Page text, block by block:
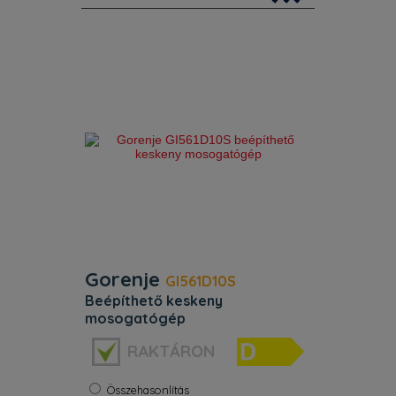
Perfect function of a minor amount of
Gorenje GI561D10S
beépíthető keskeny
mosogatógép
Energiaosztály:
D
Melegvízre köthető: Nem
Teríték:
Beépíthetőség: Integrálható
RAKTÁRON
Összehasonlítás